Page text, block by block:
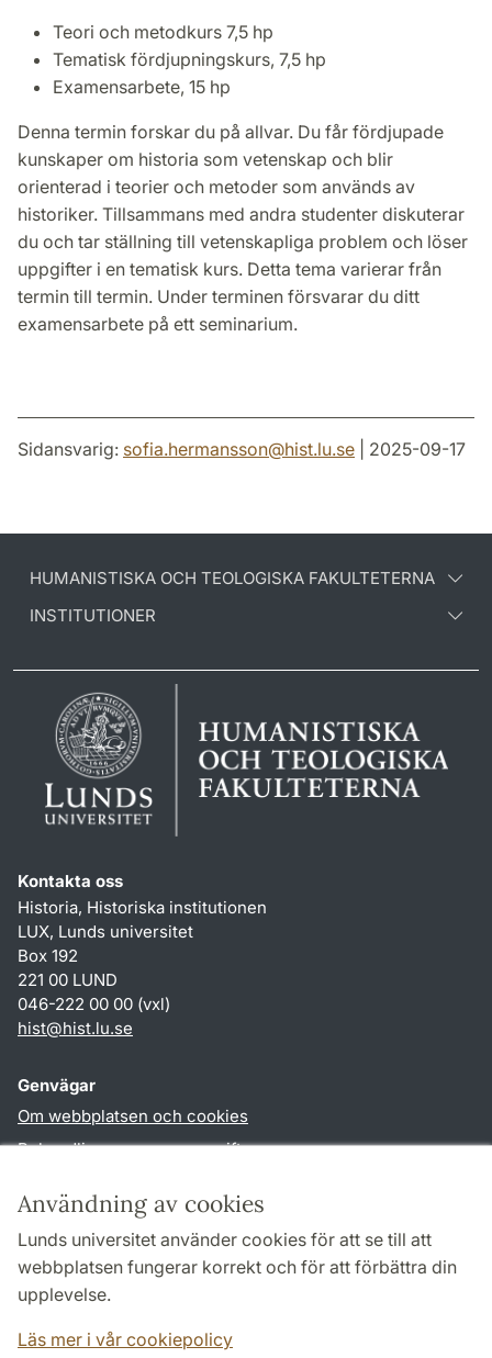
Användning av cookies
Lunds universitet använder cookies för att se till att
webbplatsen fungerar korrekt och för att förbättra din
upplevelse.
Läs mer i vår cookiepolicy
Teori och metodkurs 7,5 hp
Tematisk fördjupningskurs, 7,5 hp
Examensarbete, 15 hp
Denna termin forskar du på allvar. Du får fördjupade
kunskaper om historia som vetenskap och blir
orienterad i teorier och metoder som används av
historiker. Tillsammans med andra studenter diskuterar
du och tar ställning till vetenskapliga problem och löser
uppgifter i en tematisk kurs. Detta tema varierar från
termin till termin. Under terminen försvarar du ditt
examensarbete på ett seminarium.
Sidansvarig: sofia.hermansson@hist.lu.se | 2025-09-17
HUMANISTISKA OCH TEOLOGISKA FAKULTETERNA
INSTITUTIONER
Kontakta oss
Historia, Historiska institutionen
LUX, Lunds universitet
Box 192
221 00 LUND
046-222 00 00 (vxl)
hist@hist.lu.se
Genvägar
Om webbplatsen och cookies
Behandling av personuppgifter
TYPO3-login
Följ oss i sociala medier